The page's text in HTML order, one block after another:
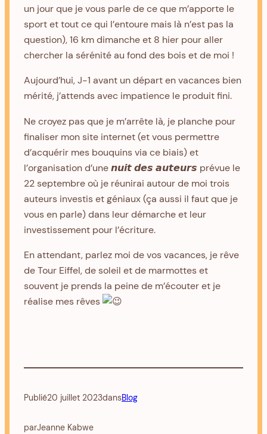
un jour que je vous parle de ce que m’apporte le
sport et tout ce qui l’entoure mais là n’est pas la
question), 16 km dimanche et 8 hier pour aller
chercher la sérénité au fond des bois et de moi !
Aujourd’hui, J-1 avant un départ en vacances bien
mérité, j’attends avec impatience le produit fini.
Ne croyez pas que je m’arrête là, je planche pour
finaliser mon site internet (et vous permettre
d’acquérir mes bouquins via ce biais) et
l’organisation d’une 𝙣𝙪𝙞𝙩 𝙙𝙚𝙨 𝙖𝙪𝙩𝙚𝙪𝙧𝙨 prévue le
22 septembre où je réunirai autour de moi trois
auteurs investis et géniaux (ça aussi il faut que je
vous en parle) dans leur démarche et leur
investissement pour l’écriture.
En attendant, parlez moi de vos vacances, je rêve
de Tour Eiffel, de soleil et de marmottes et
souvent je prends la peine de m’écouter et je
réalise mes rêves
Publié20 juillet 2023dansBlog
parJeanne Kabwe